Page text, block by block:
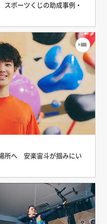
ポーツくじの助成事例・
所へ 安楽宙斗が掴みにい